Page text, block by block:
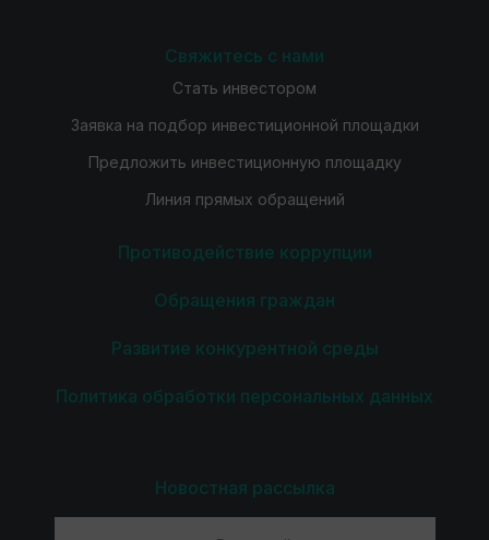
Свяжитесь с нами
Стать инвестором
Заявка на подбор инвестиционной площадки
Предложить инвестиционную площадку
Линия прямых обращений
Противодействие коррупции
Обращения граждан
Развитие конкурентной среды
Политика обработки персональных данных
Новостная рассылка